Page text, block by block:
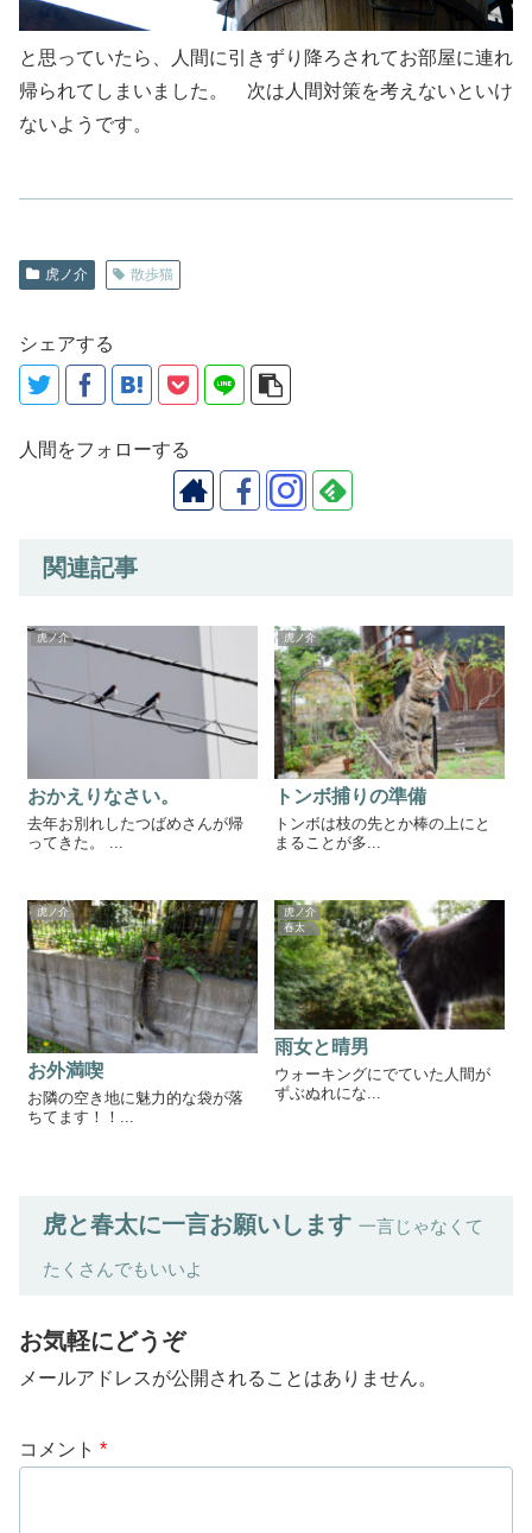
と思っていたら、人間に引きずり降ろされてお部屋に連れ
帰られてしまいました。 次は人間対策を考えないといけ
ないようです。
虎ノ介 散歩猫
シェアする
人間をフォローする
関連記事
虎ノ介
おかえりなさい。
去年お別れしたつばめさんが帰
ってきた。 ...
虎ノ介
トンボ捕りの準備
トンボは枝の先とか棒の上にと
まることが多...
虎ノ介
お外満喫
お隣の空き地に魅力的な袋が落
ちてます！！...
虎ノ介
春太
雨女と晴男
ウォーキングにでていた人間が
ずぶぬれにな...
虎と春太に一言お願いします 一言じゃなくて
たくさんでもいいよ
お気軽にどうぞ
メールアドレスが公開されることはありません。
コメント *